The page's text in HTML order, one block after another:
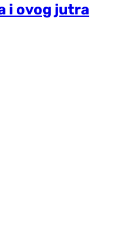
i ovog jutra